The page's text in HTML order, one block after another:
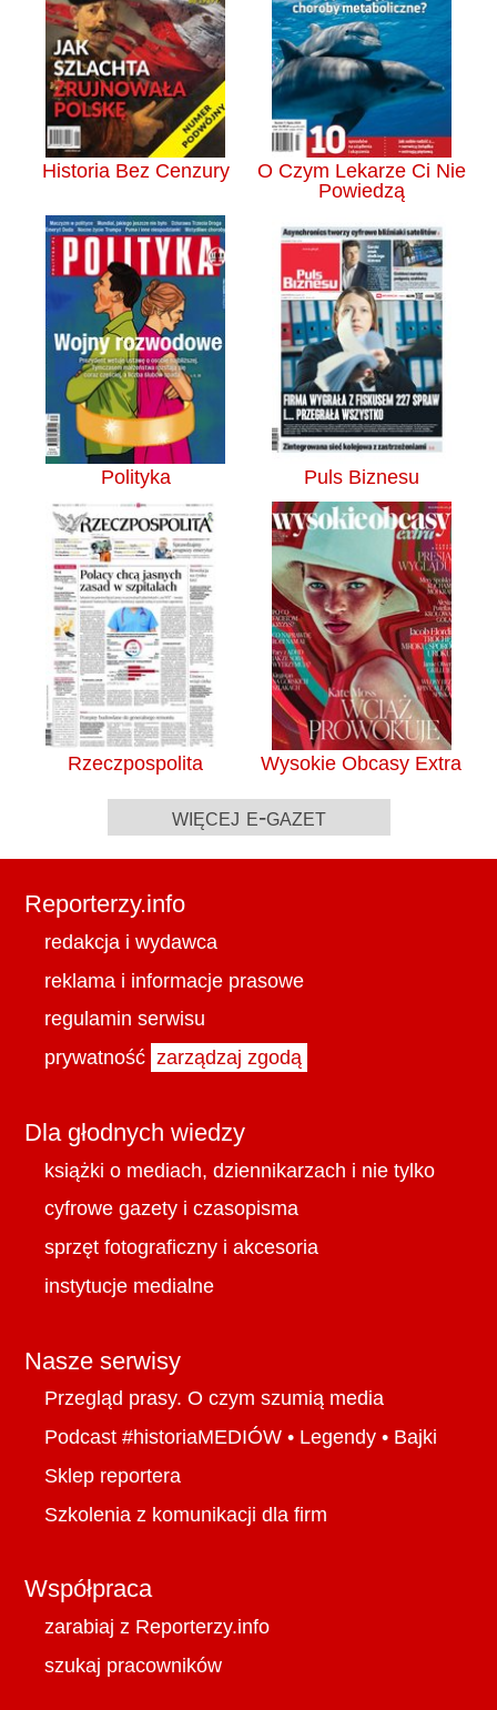
Historia Bez Cenzury
O Czym Lekarze Ci Nie
Powiedzą
Polityka Puls Biznesu
Rzeczpospolita Wysokie Obcasy Extra
więcej e-gazet
Reporterzy.info
redakcja i wydawca
reklama i informacje prasowe
regulamin serwisu
prywatność zarządzaj zgodą
Dla głodnych wiedzy
książki o mediach, dziennikarzach i nie tylko
cyfrowe gazety i czasopisma
sprzęt fotograficzny i akcesoria
instytucje medialne
Nasze serwisy
Przegląd prasy. O czym szumią media
Podcast #historiaMEDIÓW • Legendy • Bajki
Sklep reportera
Szkolenia z komunikacji dla firm
Współpraca
zarabiaj z Reporterzy.info
szukaj pracowników